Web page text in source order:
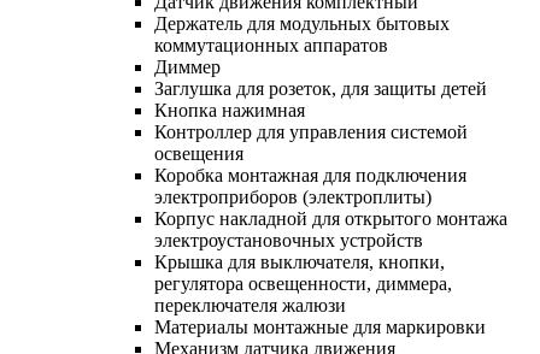
Держатель для модульных бытовых
коммутационных аппаратов
Диммер
Заглушка для розеток, для защиты детей
Кнопка нажимная
Контроллер для управления системой
освещения
Коробка монтажная для подключения
электроприборов (электроплиты)
Корпус накладной для открытого монтажа
электроустановочных устройств
Крышка для выключателя, кнопки,
регулятора освещенности, диммера,
переключателя жалюзи
Материалы монтажные для маркировки
Механизм датчика движения